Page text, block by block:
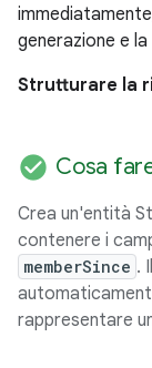
generazione e
Strutturare la
check_circle Cosa
Crea un'entità
contenere i
memberSince .
rappresentare